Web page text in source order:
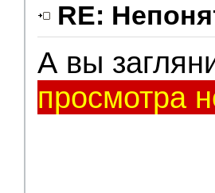
RE:
А вы
просмотра